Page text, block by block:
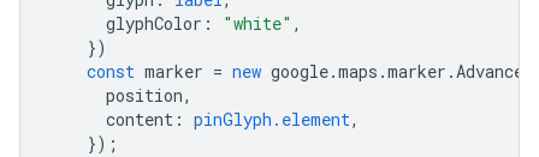
glyphColor : "white" ,
})
const marker = new google.maps .marker .
position,
content : pinGlyph.element,
});